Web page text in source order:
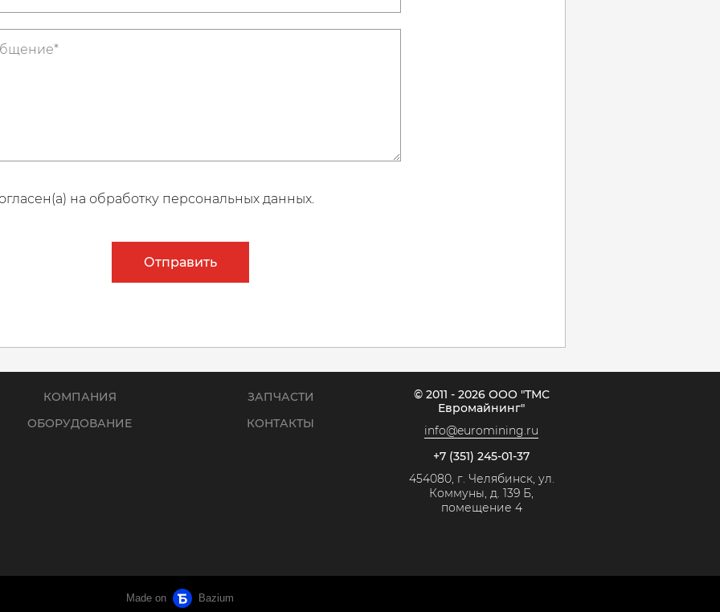
на обработку персональных данных.
Отправить
КОМПАНИЯ
ОБОРУДОВАНИЕ
ЗАПЧАСТИ
КОНТАКТЫ
© 2011 - 2026 ООО "ТМС
Евромайнинг"
info@euromining.ru
+7 (351) 245-01-37
454080, г. Челябинск, ул.
Коммуны, д. 139 Б,
помещение 4
Made on Bazium